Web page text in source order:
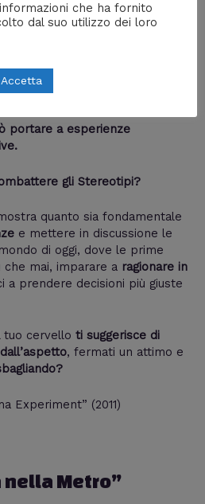
nostre decisioni più di quanto
ci aspettiamo di vedere
portare a esperienze
gli Stereotipi?
quanto sia fondamentale
e mettere in discussione le
di oggi, dove le prime
mai, imparare a ragionare in
a prendere decisioni più giuste
tuo cervello ti suggerisce di
, fermati un attimo e
Experiment” (2011)
nella Metro”
che ha fornito
dal suo utilizzo dei loro
Accetta